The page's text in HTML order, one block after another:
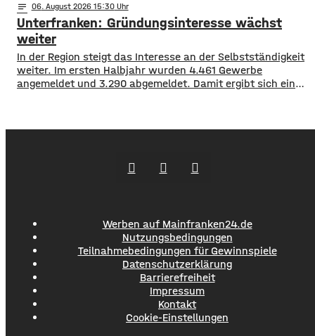
Hessen, Rheinland-Pfalz und dem Saarland. Auch in den
skandinavischen Ländern beginnt die Schule langsam
wieder. Daher dürfte es auf A 3 und
notes 06. August 2026 15:30
Unterfranken: Gründungsinteresse wächst
weiter
In der Region steigt das Interesse an der Selbstständigkeit
weiter. Im ersten Halbjahr wurden 4.461 Gewerbe
angemeldet und 3.290 abgemeldet. Damit ergibt sich ein
Werben auf Mainfranken24.de
Nutzungsbedingungen
Teilnahmebedingungen für Gewinnspiele
Datenschutzerklärung
Barrierefreiheit
Impressum
Kontakt
Cookie-Einstellungen